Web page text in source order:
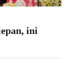
ini